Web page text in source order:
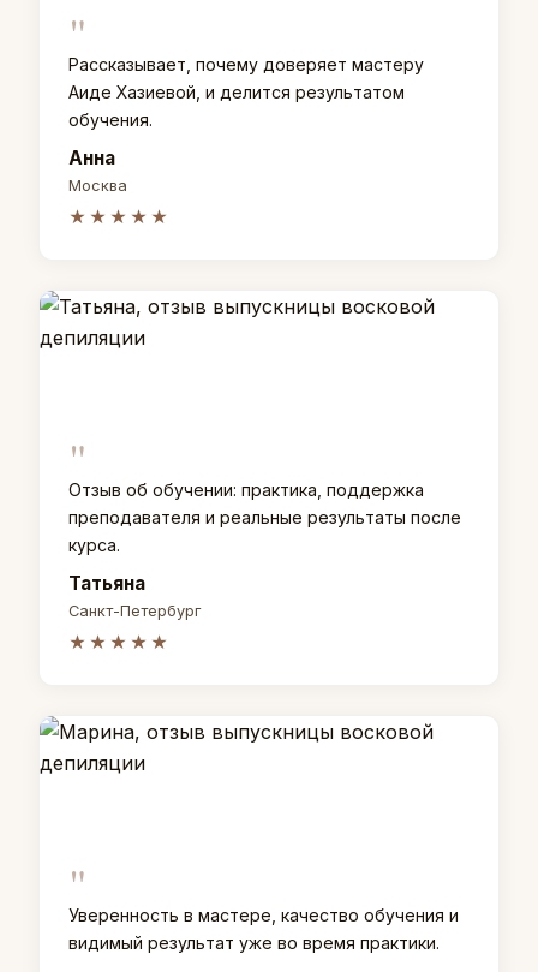
"
Рассказывает, почему доверяет мастеру
Аиде Хазиевой, и делится результатом
обучения.
Анна
Москва
★★★★★
"
Отзыв об обучении: практика, поддержка
преподавателя и реальные результаты после
курса.
Татьяна
Санкт-Петербург
★★★★★
"
Уверенность в мастере, качество обучения и
видимый результат уже во время практики.